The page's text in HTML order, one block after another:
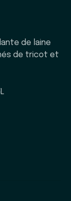
de laine
de tricot et